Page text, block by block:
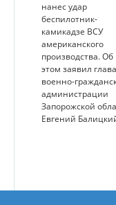
нанес удар
беспилотник-
камикадзе ВСУ
американского
производства. Об
этом заявил глава
военно-
администрации
Запорожской
Евгений